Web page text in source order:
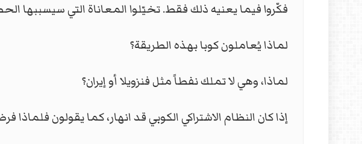
فكّروا فيما يعنيه ذلك فقط. تخيّلوا المعاناة التي سيسببها
لماذا يُعاملون كوبا بهذه الطريقة؟
لماذا، وهي لا تملك نفطاً مثل فنزويلا أو إيران؟
إذا كان النظام الاشتراكي الكوبي قد انهار، كما يقولون